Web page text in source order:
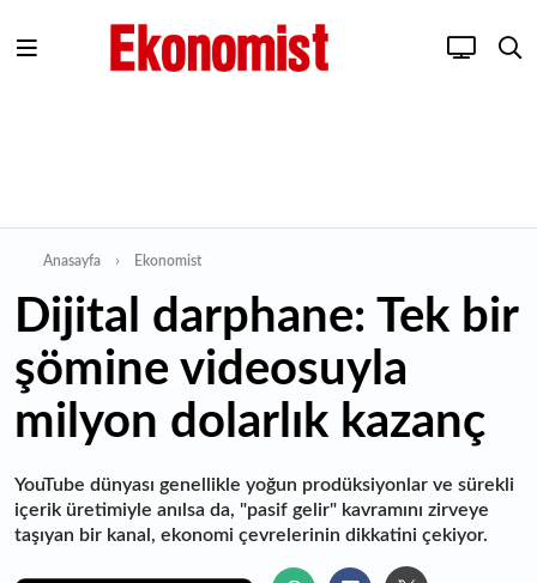
Anasayfa Ekonomist
Dijital darphane: Tek bir
şömine videosuyla
milyon dolarlık kazanç
YouTube dünyası genellikle yoğun prodüksiyonlar ve sürekli
içerik üretimiyle anılsa da, "pasif gelir" kavramını zirveye
taşıyan bir kanal, ekonomi çevrelerinin dikkatini çekiyor.